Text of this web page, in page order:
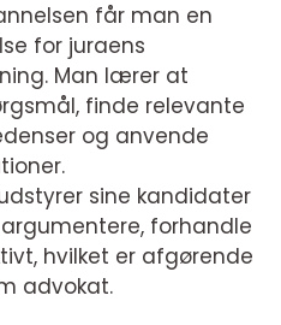
får man en
for juraens
Man lærer at
finde relevante
og anvende
sine kandidater
forhandle
hvilket er afgørende
advokat.